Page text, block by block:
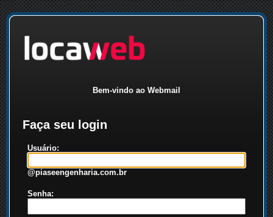
Bem-vindo ao Webmail
Faça seu login
Usuário:
@piaseengenharia.com.br
Senha: